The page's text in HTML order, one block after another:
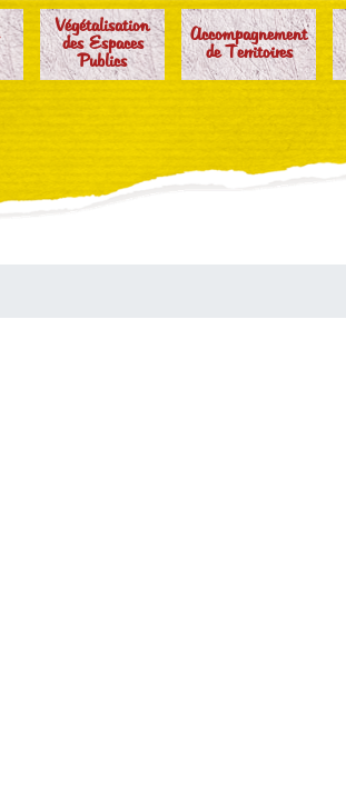
Végétalisation
des Espaces
Publics
Accompagnement
de Territoires